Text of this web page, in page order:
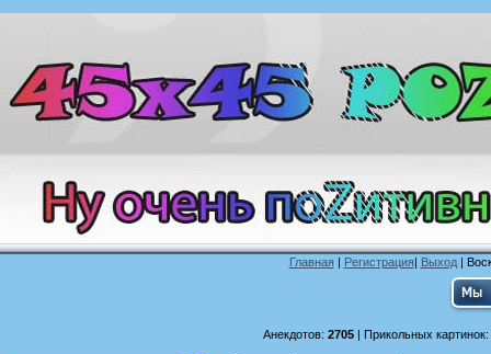
Главная| Регистрация| Выход|
Анекдотов: 2705| Прикольных картинок: